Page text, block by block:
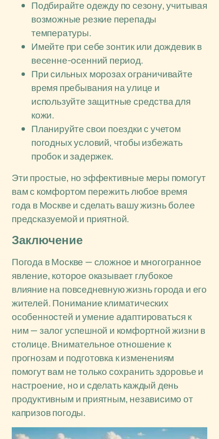
Подбирайте одежду по сезону, учитывая
возможные резкие перепады
температуры.
Имейте при себе зонтик или дождевик в
весенне-осенний период.
При сильных морозах ограничивайте
время пребывания на улице и
используйте защитные средства для
кожи.
Планируйте свои поездки с учетом
погодных условий, чтобы избежать
пробок и задержек.
Эти простые, но эффективные меры помогут
вам с комфортом пережить любое время
года в Москве и сделать вашу жизнь более
предсказуемой и приятной.
Заключение
Погода в Москве — сложное и многогранное
явление, которое оказывает глубокое
влияние на повседневную жизнь города и его
жителей. Понимание климатических
особенностей и умение адаптироваться к
ним — залог успешной и комфортной жизни в
столице. Внимательное отношение к
прогнозам и подготовка к изменениям
помогут вам не только сохранить здоровье и
настроение, но и сделать каждый день
продуктивным и приятным, независимо от
капризов погоды.